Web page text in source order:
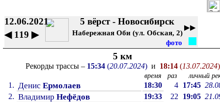
12.06.2021
◀119 ▶
5 вёрст - Новосибирск
Набережная Оби (ул. Обская, 2)
▶▶
фото
5 км
Рекорды трассы – 15:34(20.07.2024)и 18:14(13.07.2024)
время раз личный
1. Денис Ермолаев 18:30 4 17:45
2. Владимир Нефёдов 19:33 22 19:05